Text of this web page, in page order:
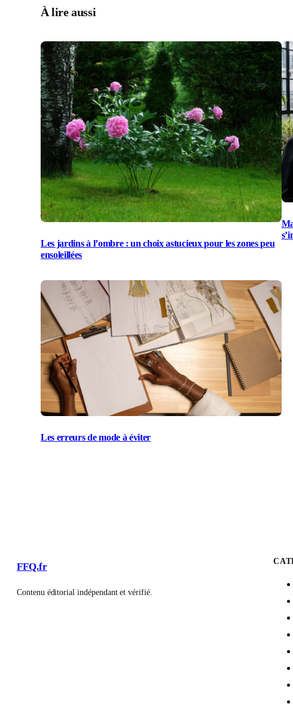
À lire aussi
Les jardins à l’ombre : un choix astucieux pour les zones peu
ensoleillées
Les erreurs de mode à éviter
FFQ.fr
Contenu éditorial indépendant et vérifié.